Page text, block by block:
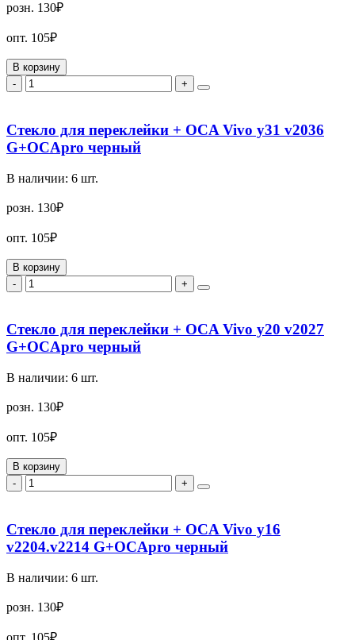
розн. 130₽
опт. 105₽
В корзину
-
+
Стекло для переклейки + OCA Vivo y31 v2036
G+OCApro черный
В наличии: 6 шт.
розн. 130₽
опт. 105₽
В корзину
-
+
Стекло для переклейки + OCA Vivo y20 v2027
G+OCApro черный
В наличии: 6 шт.
розн. 130₽
опт. 105₽
В корзину
-
+
Стекло для переклейки + OCA Vivo y16
v2204.v2214 G+OCApro черный
В наличии: 6 шт.
розн. 130₽
опт. 105₽